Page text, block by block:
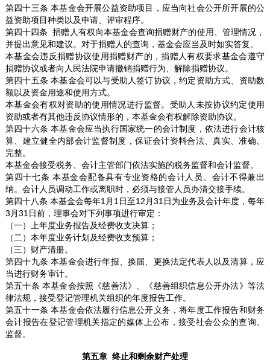
第四十三条 本基金会开展公益资助项目，应当向社会公开所开展的公
益资助项目种类以及申请、评审程序。
第四十四条 捐赠人有权向本基金会查询捐赠财产的使用、管理情况，
并提出意见和建议。对于捐赠人的查询，基金会应当及时如实答复。
本基金会违反捐赠协议使用捐赠财产的，捐赠人有权要求基金会遵守
捐赠协议或者向人民法院申请撤销捐赠行为、解除捐赠协议。
第四十五条 本基金会可以与受助人签订协议，约定资助方式、资助数
额以及资金用途和使用方式。
本基金会有权对资助的使用情况进行监督。受助人未按协议约定使用
资助或者有其他违反协议情形的，本基金会有权解除资助协议。
第四十六条 本基金会应当执行国家统一的会计制度，依法进行会计核
算、建立健全内部会计监督制度，保证会计资料合法、真实、准确、
完整。
本基金会接受税务、会计主管部门依法实施的税务监督和会计监督。
第四十七条 本基金会配备具有专业资格的会计人员。会计不得兼出
纳。会计人员调动工作或离职时，必须与接管人员办清交接手续。
第四十八条 本基金会每年1月1日至12月31日为业务及会计年度，每年
3月31日前，理事会对下列事项进行审定：
（一）上年度业务报告及经费收支决算；
（二）本年度业务计划及经费收支预算；
（三）财产清册。
第四十九条 本基金会进行年报、换届、更换法定代表人以及清算，应
当进行财务审计。
第五十条 本基金会按照《慈善法》、《慈善组织信息公开办法》等法
律法规，接受登记管理机关组织的年度报告工作。
第五十一条 本基金会依法履行信息公开义务，将年度工作报告和财务
会计报告在登记管理机关指定的媒体上公布，接受社会公众的查询、
监督。
第五章 终止和剩余财产处理